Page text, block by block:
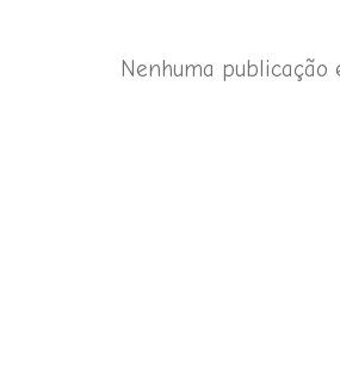
Nenhuma publicação